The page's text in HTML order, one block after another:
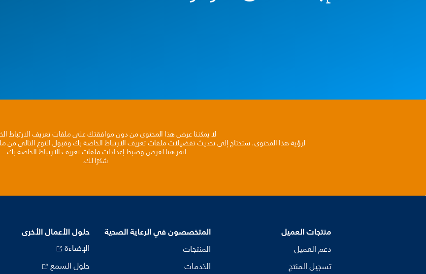
لا يمكننا عرض هذا المحتوى من دون موافقتك على ملفات تعريف الارتباط
لرؤية هذا المحتوى، ستحتاج إلى تحديث تفضيلات ملفات تعريف الارتباط الخاصة بك وقبول النوع التالي من
انقر هنا لعرض وضبط إعدادات ملفات تعريف الارتباط الخاصة بك.
شكرًا لك.
منتجات العميل
دعم العميل
تسجيل المنتج
المتخصصون في الرعاية الصحية
المنتجات
الخدمات
حلول الأعمال الأخرى
الإضاءة
حلول السمع